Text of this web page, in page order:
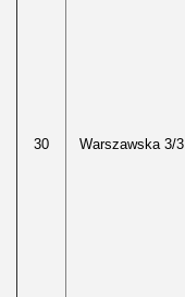
30 Warszawska 3/3